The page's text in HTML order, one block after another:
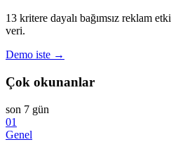
13 kritere dayalı bağımsız reklam
veri.
Demo iste →
Çok okunanlar
son 7 gün
01
Genel